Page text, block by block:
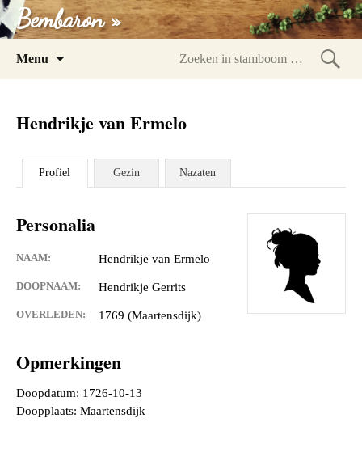
Bembaron »
Menu
Hendrikje van Ermelo
Profiel Gezin Nazaten
Personalia
NAAM: Hendrikje van Ermelo
DOOPNAAM: Hendrikje Gerrits
OVERLEDEN: 1769 (Maartensdijk)
Opmerkingen
Doopdatum: 1726-10-13
Doopplaats: Maartensdijk